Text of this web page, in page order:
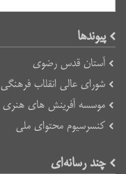
پیوند‌ها
آستان قدس رضوی
شورای عالی انقلاب فرهنگی
موسسه آفرینش های هنری
کنسرسیوم محتوای ملی
چند رسانه‌ای